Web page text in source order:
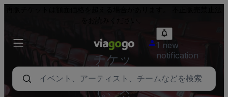
チケッ
ト - コ
ンサー
ト、ス
1 new
notification